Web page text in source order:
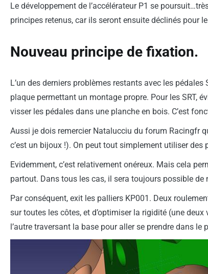
Le développement de l’accélérateur P1 se
principes retenus, car ils seront ensuite déclinés pour
Nouveau principe de fixation.
L’un des derniers problèmes restants avec les
plaque permettant un montage propre. Pour les SRT,
visser les pédales dans une planche en bois. C’est
Aussi je dois remercier Natalucciu du forum Racingfr
c’est un bijoux !). On peut tout simplement utiliser
Evidemment, c’est relativement onéreux. Mais cela
partout. Dans tous les cas, il sera toujours possible
Par conséquent, exit les palliers KP001. Deux
sur toutes les côtes, et d’optimiser la rigidité (une
l’autre traversant la base pour aller se prendre dans le